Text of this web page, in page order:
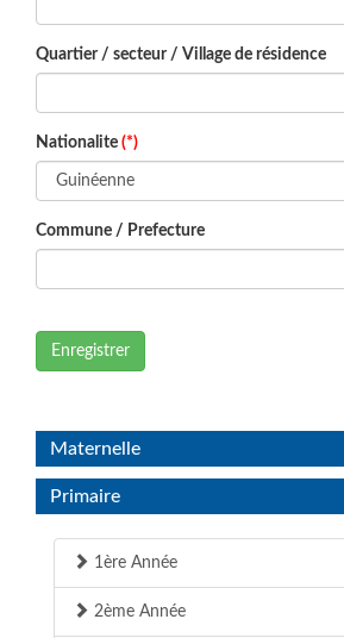
Quartier / secteur / Village de résidence
Nationalite (*)
Commune / Prefecture
Enregistrer
Maternelle
Primaire
1ère Année
2ème Année